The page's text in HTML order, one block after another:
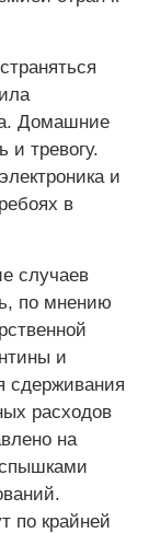
Домашние
и тревогу.
и
в
случаев
по мнению
и
сдерживания
расходов
на
по крайней